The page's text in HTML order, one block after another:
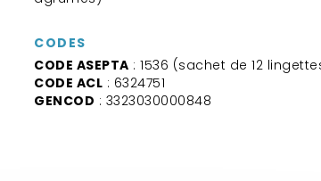
CODES
CODE ASEPTA : 1536 (sachet de 12
CODE ACL : 6324751
GENCOD : 3323030000848